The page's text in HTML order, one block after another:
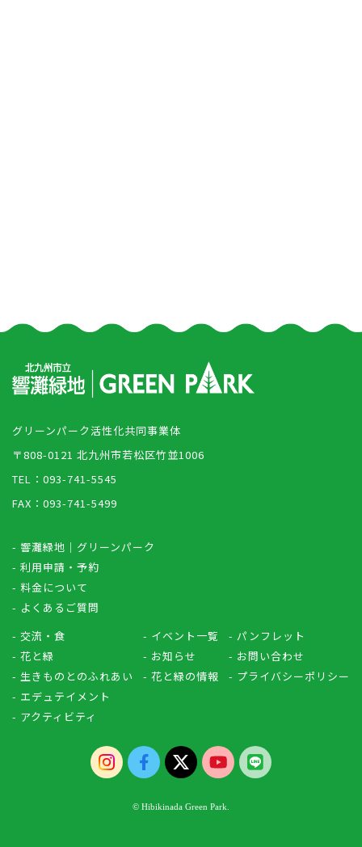
グリーンパーク活性化共同事業体
〒808-0121 北九州市若松区竹並1006
TEL：093-741-5545
FAX：093-741-5499
- 響灘緑地｜グリーンパーク
- 利用申請・予約
- 料金について
- よくあるご質問
- 交流・食
- 花と緑
- 生きものとのふれあい
- エデュテイメント
- アクティビティ
- イベント一覧
- お知らせ
- 花と緑の情報
- パンフレット
- お問い合わせ
- プライバシーポリシー
© Hibikinada Green Park.